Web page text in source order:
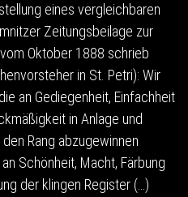
eines vergleichbaren
Zeitungsbeilage zur
Oktober 1888 schrieb
in St. Petri): Wir
an Gediegenheit, Einfachheit
in Anlage und
Rang abzugewinnen
Schönheit, Macht, Färbung
der klingen Register (…)